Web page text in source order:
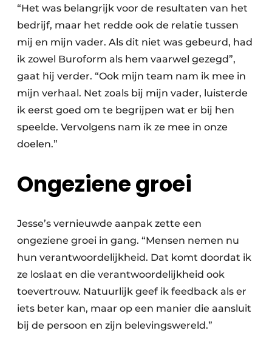
“Het was belangrijk voor de resultaten van het
bedrijf, maar het redde ook de relatie tussen
mij en mijn vader. Als dit niet was gebeurd, had
ik zowel Buroform als hem vaarwel gezegd”,
gaat hij verder. “Ook mijn team nam ik mee in
mijn verhaal. Net zoals bij mijn vader, luisterde
ik eerst goed om te begrijpen wat er bij hen
speelde. Vervolgens nam ik ze mee in onze
doelen.”
Ongeziene groei
Jesse’s vernieuwde aanpak zette een
ongeziene groei in gang. “Mensen nemen nu
hun verantwoordelijkheid. Dat komt doordat ik
ze loslaat en die verantwoordelijkheid ook
toevertrouw. Natuurlijk geef ik feedback als er
iets beter kan, maar op een manier die aansluit
bij de persoon en zijn belevingswereld.”